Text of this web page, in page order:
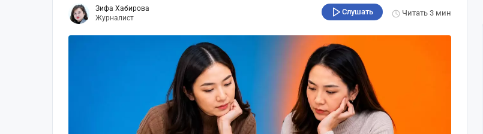
Зифа Хабирова
Журналист
Слушать Читать3 мин